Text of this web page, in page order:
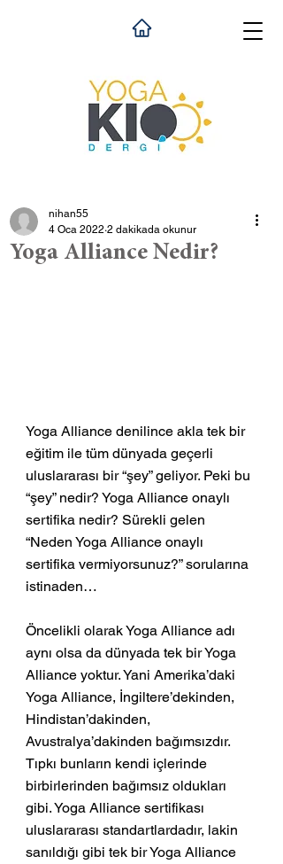
Yoga Alliance Nedir?
nihan55
4 Oca 2022 2 dakikada okunur
Yoga Alliance denilince akla tek bir
eğitim ile tüm dünyada geçerli
uluslararası bir “şey” geliyor. Peki bu
“şey” nedir? Yoga Alliance onaylı
sertifika nedir? Sürekli gelen
“Neden Yoga Alliance onaylı
sertifika vermiyorsunuz?” sorularına
istinaden…
Öncelikli olarak Yoga Alliance adı
aynı olsa da dünyada tek bir Yoga
Alliance yoktur. Yani Amerika’daki
Yoga Alliance, İngiltere’dekinden,
Hindistan’dakinden,
Avustralya’dakinden bağımsızdır.
Tıpkı bunların kendi içlerinde
birbirlerinden bağımsız oldukları
gibi. Yoga Alliance sertifikası
uluslararası standartlardadır, lakin
sanıldığı gibi tek bir Yoga Alliance